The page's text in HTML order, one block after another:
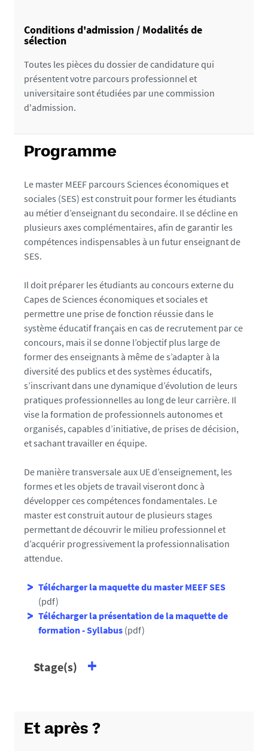
Conditions d'admission / Modalités de
sélection
Toutes les pièces du dossier de candidature qui
présentent votre parcours professionnel et
universitaire sont étudiées par une commission
d'admission.
Programme
Le master MEEF parcours Sciences économiques et
sociales (SES) est construit pour former les étudiants
au métier d’enseignant du secondaire. Il se décline en
plusieurs axes complémentaires, afin de garantir les
compétences indispensables à un futur enseignant de
SES.
Il doit préparer les étudiants au concours externe du
Capes de Sciences économiques et sociales et
permettre une prise de fonction réussie dans le
système éducatif français en cas de recrutement par ce
concours, mais il se donne l’objectif plus large de
former des enseignants à même de s’adapter à la
diversité des publics et des systèmes éducatifs,
s’inscrivant dans une dynamique d’évolution de leurs
pratiques professionnelles au long de leur carrière. Il
vise la formation de professionnels autonomes et
organisés, capables d’initiative, de prises de décision,
et sachant travailler en équipe.
De manière transversale aux UE d’enseignement, les
formes et les objets de travail viseront donc à
développer ces compétences fondamentales. Le
master est construit autour de plusieurs stages
permettant de découvrir le milieu professionnel et
d’acquérir progressivement la professionnalisation
attendue.
Télécharger la maquette du master MEEF SES
(pdf)
Télécharger la présentation de la maquette de
formation - Syllabus (pdf)
Stage(s)
alternance ou non. Ils assurent aux étudiants une
entrée progressive dans le métier. Ils en
Et après ?